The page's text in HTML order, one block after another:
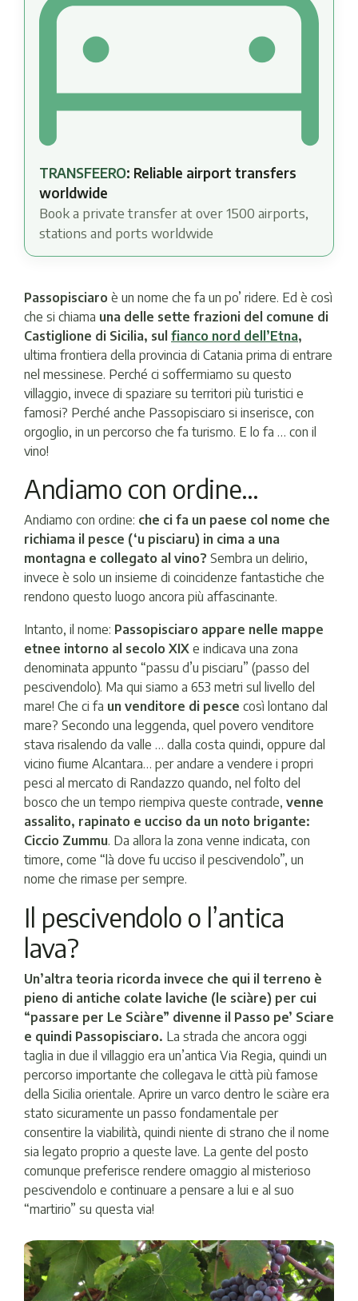
TRANSFEERO: Reliable airport transfers
worldwide
Book a private transfer at over 1500 airports,
stations and ports worldwide
Passopisciaro è un nome che fa un po’ ridere. Ed è così
che si chiama una delle sette frazioni del comune di
Castiglione di Sicilia, sul fianco nord dell’Etna,
ultima frontiera della provincia di Catania prima di entrare
nel messinese. Perché ci soffermiamo su questo
villaggio, invece di spaziare su territori più turistici e
famosi? Perché anche Passopisciaro si inserisce, con
orgoglio, in un percorso che fa turismo. E lo fa … con il
vino!
Andiamo con ordine…
Andiamo con ordine: che ci fa un paese col nome che
richiama il pesce (‘u pisciaru) in cima a una
montagna e collegato al vino? Sembra un delirio,
invece è solo un insieme di coincidenze fantastiche che
rendono questo luogo ancora più affascinante.
Intanto, il nome: Passopisciaro appare nelle mappe
etnee intorno al secolo XIX e indicava una zona
denominata appunto “passu d’u pisciaru” (passo del
pescivendolo). Ma qui siamo a 653 metri sul livello del
mare! Che ci fa un venditore di pesce così lontano dal
mare? Secondo una leggenda, quel povero venditore
stava risalendo da valle … dalla costa quindi, oppure dal
vicino fiume Alcantara… per andare a vendere i propri
pesci al mercato di Randazzo quando, nel folto del
bosco che un tempo riempiva queste contrade, venne
assalito, rapinato e ucciso da un noto brigante:
Ciccio Zummu. Da allora la zona venne indicata, con
timore, come “là dove fu ucciso il pescivendolo”, un
nome che rimase per sempre.
Il pescivendolo o l’antica
lava?
Un’altra teoria ricorda invece che qui il terreno è
pieno di antiche colate laviche (le sciàre) per cui
“passare per Le Sciàre” divenne il Passo pe’ Sciare
e quindi Passopisciaro. La strada che ancora oggi
taglia in due il villaggio era un’antica Via Regia, quindi un
percorso importante che collegava le città più famose
della Sicilia orientale. Aprire un varco dentro le sciàre era
stato sicuramente un passo fondamentale per
consentire la viabilità, quindi niente di strano che il nome
sia legato proprio a queste lave. La gente del posto
comunque preferisce rendere omaggio al misterioso
pescivendolo e continuare a pensare a lui e al suo
“martirio” su questa via!